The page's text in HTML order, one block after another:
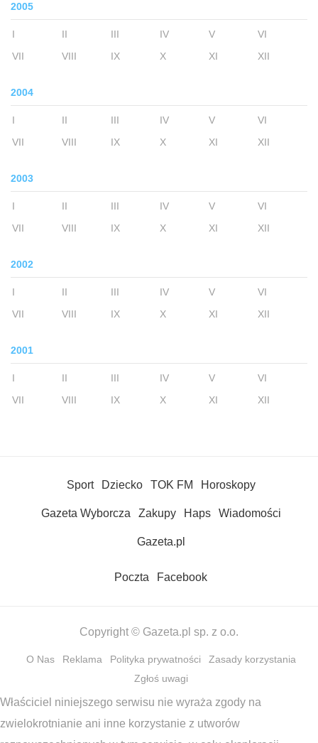
2005
I II III IV V
VI
VII
VIII IX X XI XII
2004
I II III IV V
VI
VII
VIII IX X XI XII
2003
I II III IV V
VI
VII
VIII IX X XI XII
2002
I II III IV V
VI
VII
VIII IX X XI XII
2001
I II III IV V
VI
VII
VIII IX X XI XII
Sport Dziecko TOK FM Horoskopy
Gazeta Wyborcza Zakupy Haps Wiadomości
Gazeta.pl
Poczta Facebook
Copyright © Gazeta.pl sp. z o.o.
O Nas Reklama Polityka prywatności
Zasady korzystania
Zgłoś uwagi
Właściciel niniejszego serwisu nie wyraża zgody na
zwielokrotnianie ani inne korzystanie z utworów